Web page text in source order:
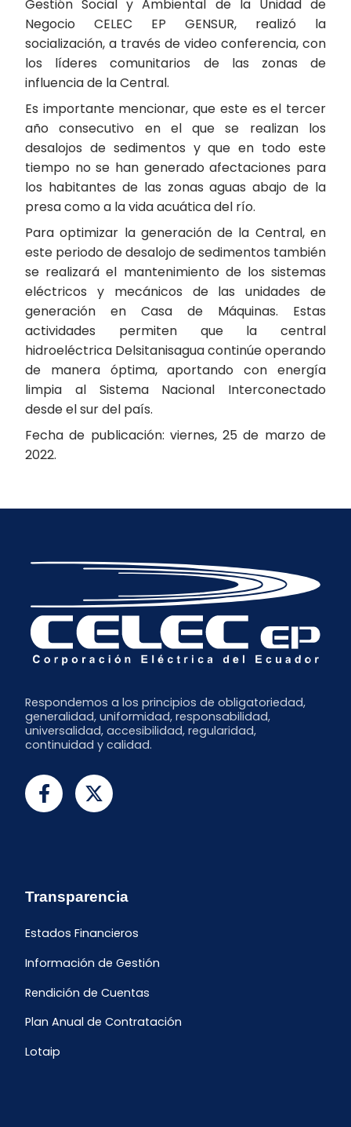
Gestión Social y Ambiental de la Unidad de
Negocio CELEC EP GENSUR, realizó la
socialización, a través de video conferencia, con
los líderes comunitarios de las zonas de
influencia de la Central.
Es importante mencionar, que este es el tercer
año consecutivo en el que se realizan los
desalojos de sedimentos y que en todo este
tiempo no se han generado afectaciones para
los habitantes de las zonas aguas abajo de la
presa como a la vida acuática del río.
Para optimizar la generación de la Central, en
este periodo de desalojo de sedimentos también
se realizará el mantenimiento de los sistemas
eléctricos y mecánicos de las unidades de
generación en Casa de Máquinas. Estas
actividades permiten que la central
hidroeléctrica Delsitanisagua continúe operando
de manera óptima, aportando con energía
limpia al Sistema Nacional Interconectado
desde el sur del país.
Fecha de publicación: viernes, 25 de marzo de
2022.
Respondemos a los principios de obligatoriedad,
generalidad, uniformidad, responsabilidad,
universalidad, accesibilidad, regularidad,
continuidad y calidad.
Transparencia
Estados Financieros
Información de Gestión
Rendición de Cuentas
Plan Anual de Contratación
Lotaip